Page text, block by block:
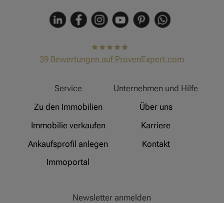
hat4,91
von5
39 Bewertungen auf ProvenExpert.com
Service
Zu den Immobilien
Immobilie verkaufen
Ankaufsprofil anlegen
Immoportal
Unternehmen und Hilfe
Über uns
Karriere
Kontakt
Newsletter anmelden